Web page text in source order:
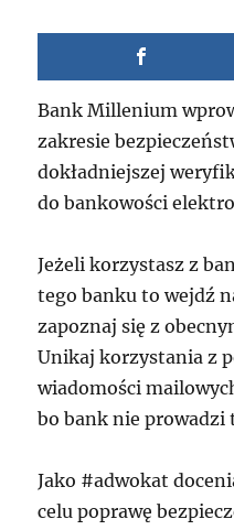
Bank Millenium
zakresie
dokładniejszej
do bankowości
Jeżeli korzystasz z
tego banku to wejdź
zapoznaj się z
Unikaj korzystania z
wiadomości
bo bank nie
Jako #adwokat
celu poprawę